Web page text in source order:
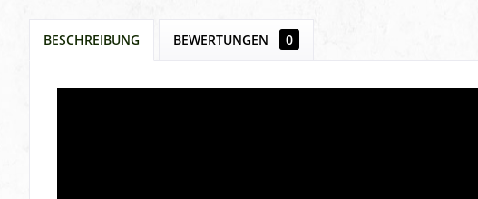
BESCHREIBUNG BEWERTUNGEN 0